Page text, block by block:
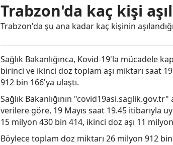
Trabzon'da kaç kişi
Trabzon'da şu ana kadar kaç kişinin
Sağlık Bakanlığınca, Kovid-19'la mücadele
birinci ve ikinci doz toplam aşı miktarı saat
912 bin 166'ya ulaştı.
Sağlık Bakanlığının
verilere göre, 19 Mayıs saat 19.45 itibarıyla
15 milyon 430 bin 414, ikinci doz aşı 11
Böylece toplam doz miktarı 26 milyon 912